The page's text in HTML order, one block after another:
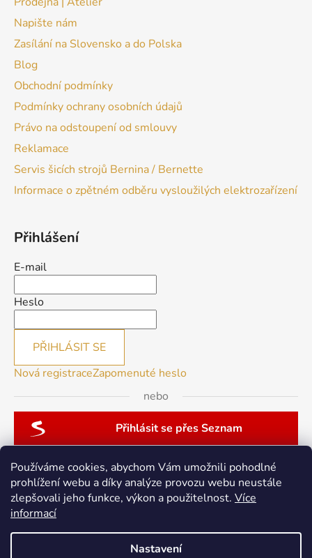
Používáme cookies, abychom Vám umožnili pohodlné
prohlížení webu a díky analýze provozu webu neustále
zlepšovali jeho funkce, výkon a použitelnost. Více
informací
Nastavení
Napište nám
Zasílání na Slovensko a do Polska
Blog
Obchodní podmínky
Podmínky ochrany osobních údajů
Právo na odstoupení od smlouvy
Reklamace
Servis šicích strojů Bernina / Bernette
Informace o zpětném odběru vysloužilých elektrozařízení
Přihlášení
E-mail
Heslo
PŘIHLÁSIT SE
Nová registraceZapomenuté heslo
nebo
Přihlásit se přes Seznam
patchwork-aja.cz